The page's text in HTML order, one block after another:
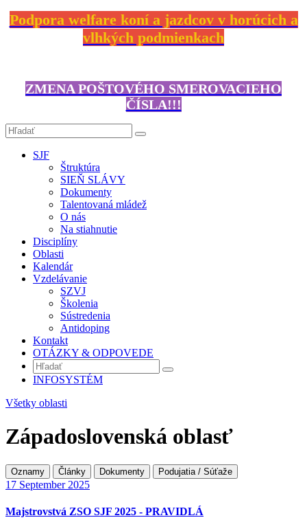
Podpora welfare koní a jazdcov v horúcich a
vlhkých podmienkach
ZMENA POŠTOVÉHO SMEROVACIEHO
ČÍSLA!!!
SJF
Štruktúra
SIEŇ SLÁVY
Dokumenty
Talentovaná mládež
O nás
Na stiahnutie
Disciplíny
Oblasti
Kalendár
Vzdelávanie
SZVJ
Školenia
Sústredenia
Antidoping
Kontakt
OTÁZKY & ODPOVEDE
INFOSYSTÉM
Všetky oblasti
Západoslovenská oblasť
Oznamy Články Dokumenty Podujatia / Súťaže
17 September 2025
Majstrovstvá ZSO SJF 2025 - PRAVIDLÁ